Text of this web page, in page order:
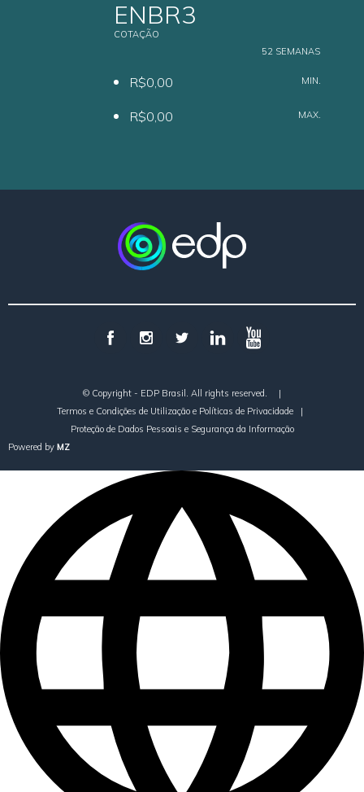
ENBR3
COTAÇÃO
52 SEMANAS
R$0,00 MIN.
R$0,00 MAX.
© Copyright - EDP Brasil. All rights reserved.
|
Termos e Condições de Utilização e Políticas de Privacidade
|
Proteção de Dados Pessoais e Segurança da Informação
Powered by MZ